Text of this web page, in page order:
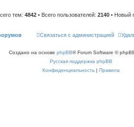
тем: 4842 • Всего пользователей: 2140 • Новый
Связаться с администрацией
Создано на основе phpBB® Forum Software ©
Русская поддержка phpBB
Конфиденциальность | Правила